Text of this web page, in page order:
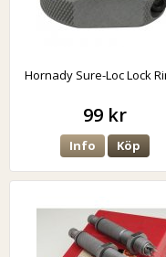
Hornady Sure-Loc Lock
99 kr
Info Köp